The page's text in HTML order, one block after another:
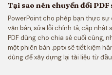
Tại sao nên chuyển đổi
PowerPoint cho phép bạn thực
văn bản, sửa lỗi chính tả, cập nhật
PDF dùng cho chia sẻ cuối cùng,
một phiên bản .pptx sẽ tiết kiệm
dùng để xây dựng lại tài liệu từ